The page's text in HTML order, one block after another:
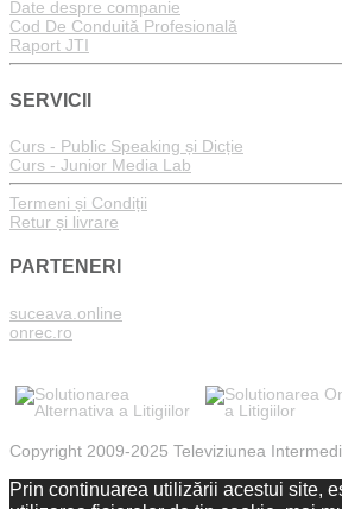
Date despre companie
Cod De Conduită Profesională
Raport JTI
SERVICII
Curs - Public Speaking și Dicție
Curs - Junior Media Lab
Termeni și Condiții
Retur și livrare
PARTENERI
suceava.online
onrec.ro
Copyright 2009-2025 Televiziunea
Prin continuarea utilizării acestui site,